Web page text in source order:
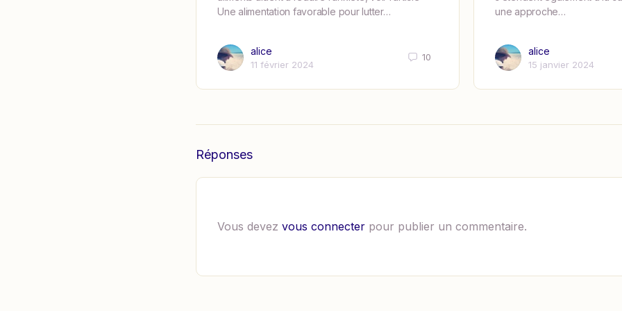
Une alimentation favorable pour lutter…
alice
11 février 2024
10
une approche…
alice
15 janvier 2024
Réponses
Vous devez vous connecter pour publier un commentaire.